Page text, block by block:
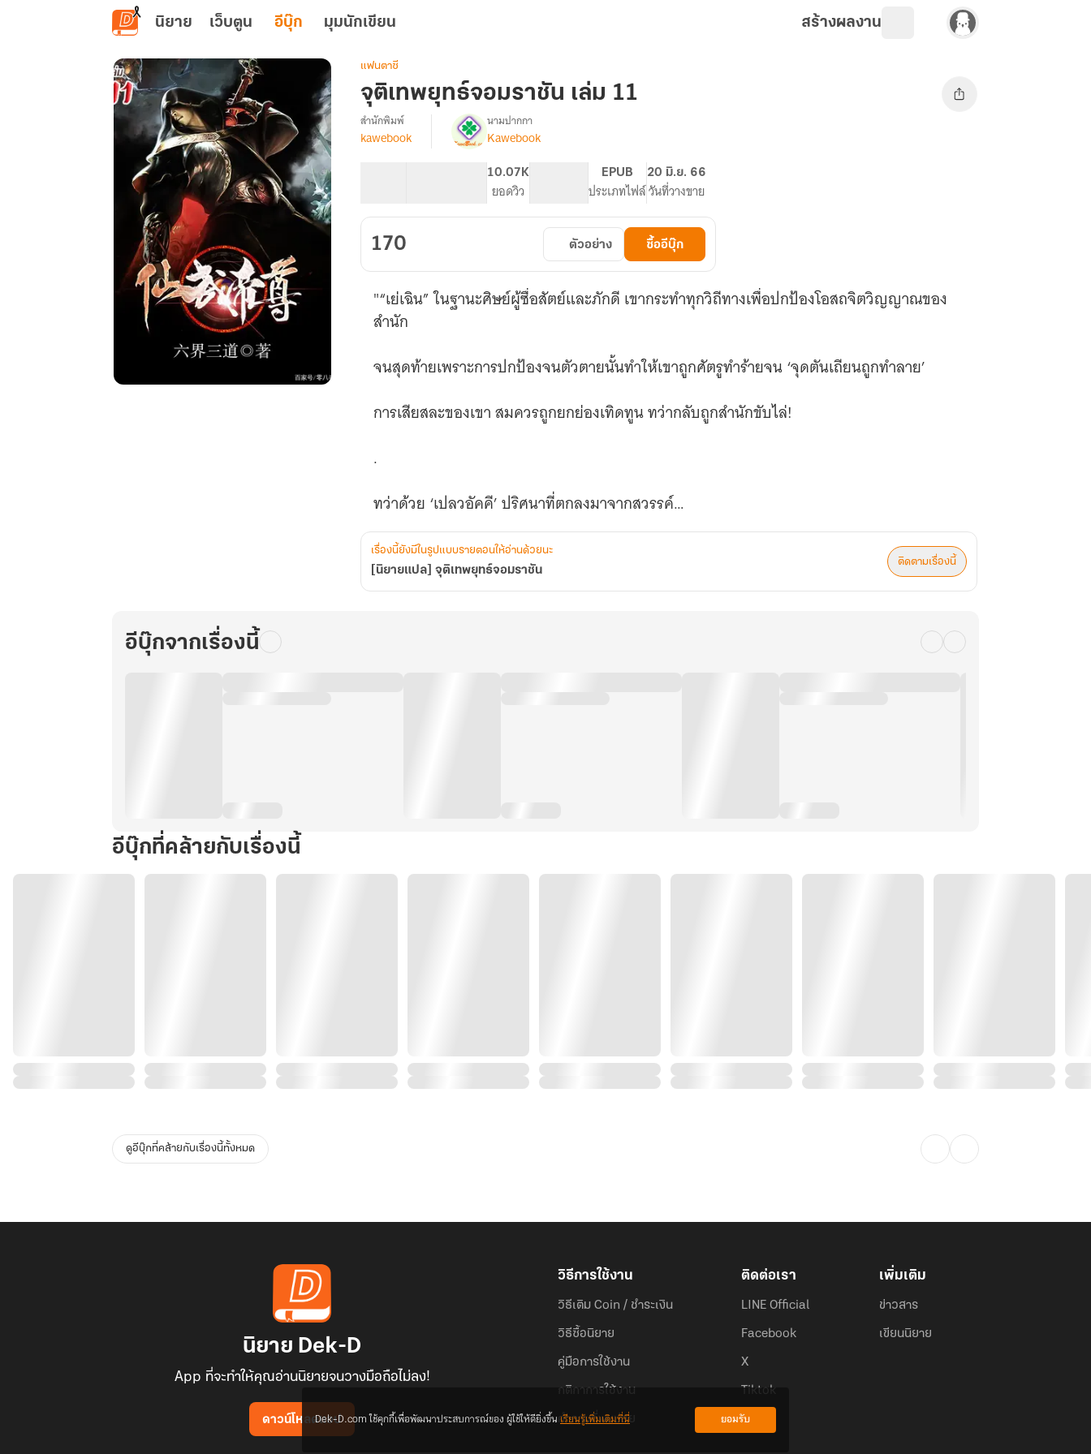
ข้ามไปยังเนื้อหาหลัก
นิยาย เว็บตูน อีบุ๊ก มุมนักเขียน สร้างผลงาน
แฟนตาซี
จุติเทพยุทธ์จอมราชัน เล่ม 11
เรื่อง[นิยาย
จอม
ราชัน
สำนักพิมพ์
kawebook
นามปากกา
Kawebook
10.07K
ยอดวิว
EPUB
ประเภทไฟล์
20 มิ.ย. 66
วันที่วางขาย
170 ตัวอย่าง ซื้ออีบุ๊ก
"“เย่เฉิน” ในฐานะศิษย์ผู้ซื่อสัตย์และภักดี เขากระทำทุกวิถีทางเพื่อปกป้องโอสถจิตวิญญาณของ
สำนัก
จนสุดท้ายเพราะการปกป้องจนตัวตายนั้นทำให้เขาถูกศัตรูทำร้ายจน ‘จุดตันเถียนถูกทำลาย’
การเสียสละของเขา สมควรถูกยกย่องเทิดทูน ทว่ากลับถูกสำนักขับไล่!
.
ทว่าด้วย ‘เปลวอัคคี’ ปริศนาที่ตกลงมาจากสวรรค์
จุดตันเถียน ไม่เพียงแต่ฟื้นคืน... ยังขยายเป็น ‘ตันไห่’ ที่ทรงพลังยิ่งขึ้น!
ถึงแม้ว่ามันจะแลกมากับการเลื่อนขั้นที่ยากลำบากมากขึ้นก็ตาม
เย่เฉินเริ่มจากฝึกฝน ‘วิชาลับ’ พัฒนาตนเองให้แข็งแกร่ง
เรื่องนี้ยังมีในรูปแบบรายตอนให้อ่านด้วยนะ
[นิยายแปล] จุติเทพยุทธ์จอมราชัน
ติดตามเรื่องนี้
อีบุ๊กจากเรื่องนี้
อีบุ๊กที่คล้ายกับเรื่องนี้
ดูอีบุ๊กที่คล้ายกับเรื่องนี้ทั้งหมด
นิยาย Dek-D
App ที่จะทำให้คุณอ่านนิยายจนวางมือถือไม่ลง!
ดาวน์โหลดแอป
วิธีการใช้งาน
วิธีเติม Coin / ชำระเงิน
วิธีซื้อนิยาย
คู่มือการใช้งาน
กติกาการใช้งาน
คำถามที่พบบ่อย
ติดต่อเรา
LINE Official
Facebook
X
Tiktok
เพิ่มเติม
ข่าวสาร
เขียนนิยาย
Dek-D.com ใช้คุกกี้เพื่อพัฒนาประสบการณ์ของ ผู้ใช้ให้ดียิ่งขึ้นเรียนรู้เพิ่มเติมที่นี่ ยอมรับ